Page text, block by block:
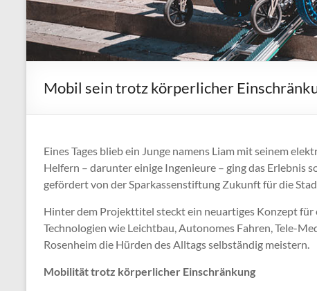
Mobil sein trotz körperlicher
Eines Tages blieb ein Junge namens Liam mit seinem
Helfern – darunter einige Ingenieure – ging das Erlebnis
gefördert von der Sparkassenstiftung Zukunft für die
Hinter dem Projekttitel steckt ein neuartiges Konzept für
Technologien wie Leichtbau, Autonomes Fahren, Tele-
Rosenheim die Hürden des Alltags selbständig meistern.
Mobilität trotz körperlicher Einschränkung